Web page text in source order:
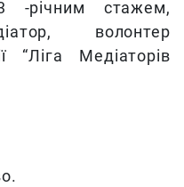
-річним стажем,
волонтер
“Ліга Медіаторів